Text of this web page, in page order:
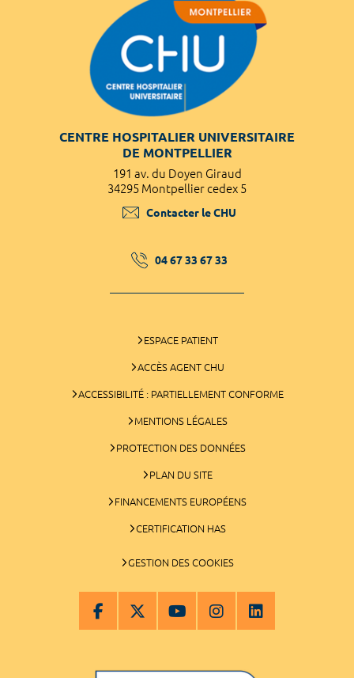
CENTRE HOSPITALIER UNIVERSITAIRE
DE MONTPELLIER
191 av. du Doyen Giraud
34295 Montpellier cedex 5
Contacter le CHU
04 67 33 67 33
ESPACE PATIENT
ACCÈS AGENT CHU
ACCESSIBILITÉ : PARTIELLEMENT CONFORME
MENTIONS LÉGALES
PROTECTION DES DONNÉES
PLAN DU SITE
FINANCEMENTS EUROPÉENS
CERTIFICATION HAS
GESTION DES COOKIES